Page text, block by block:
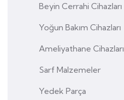
Beyin Cerrahi Cihazları
Yoğun Bakım Cihazları
Ameliyathane Cihazları
Sarf Malzemeler
Yedek Parça